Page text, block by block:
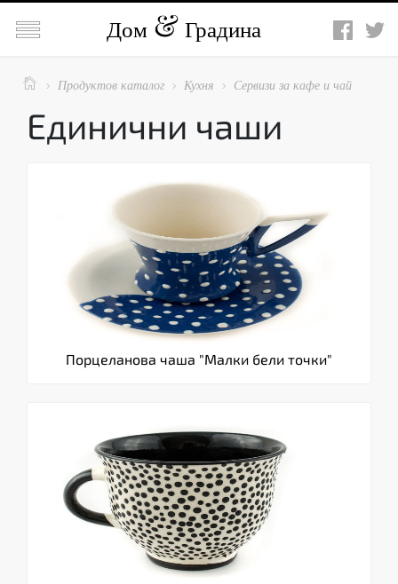
 Дом Градина
  Продуктов каталог  Кухня  Сервизи за кафе и чай
Единични чаши
Порцеланова чаша "Малки бели точки"